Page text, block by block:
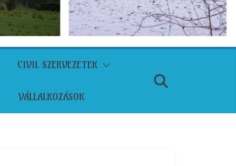
CIVIL SZERVEZETEK
VÁLLALKOZÁSOK